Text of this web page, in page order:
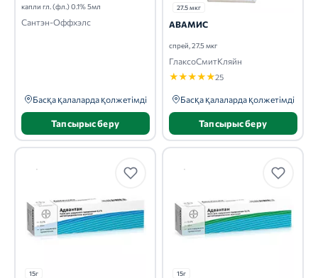
капли гл. (фл.) 0.1% 5мл
Сантэн-Оффхэлс
Басқа қалаларда қолжетімді
Тапсырыс беру
27.5 мкг
АВАМИС
спрей, 27.5 мкг
ГлаксоСмитКляйн
★★★★★25
Басқа қалаларда қолжетімді
Тапсырыс беру
15г 15г